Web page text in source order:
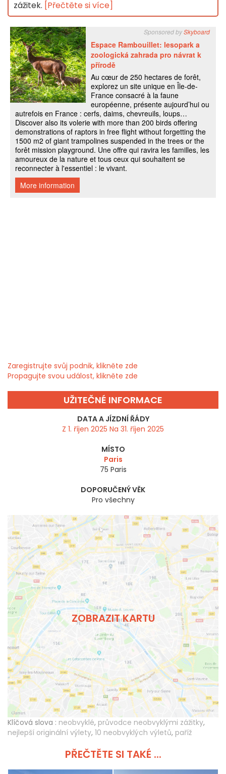
zážitek. [Přečtěte si více]
Zaregistrujte svůj podnik, klikněte zde
Propagujte svou událost, klikněte zde
UŽITEČNÉ INFORMACE
DATA A JÍZDNÍ ŘÁDY
Z 1. říjen 2025 Na 31. říjen 2025
MÍSTO
Paris
75 Paris
DOPORUČENÝ VĚK
Pro všechny
ZOBRAZIT KARTU
Klíčová slova : neobvyklé, průvodce neobvyklými zážitky,
nejlepší originální výlety, 10 neobvyklých výletů, paříž
PŘEČTĚTE SI TAKÉ ...